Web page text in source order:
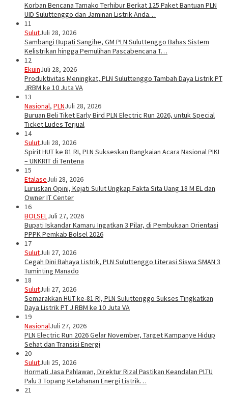
Korban Bencana Tamako Terhibur Berkat 125 Paket Bantuan PLN
UID Suluttenggo dan Jaminan Listrik Anda…
11
SulutJuli 28, 2026
Sambangi Bupati Sangihe, GM PLN Suluttenggo Bahas Sistem
Kelistrikan hingga Pemulihan Pascabencana T…
12
EkuinJuli 28, 2026
Produktivitas Meningkat, PLN Suluttenggo Tambah Daya Listrik PT
JRBM ke 10 Juta VA
13
Nasional, PLNJuli 28, 2026
Buruan Beli Tiket Early Bird PLN Electric Run 2026, untuk Special
Ticket Ludes Terjual
14
SulutJuli 28, 2026
Spirit HUT ke 81 RI, PLN Sukseskan Rangkaian Acara Nasional PIKI
– UNKRIT di Tentena
15
EtalaseJuli 28, 2026
Luruskan Opini, Kejati Sulut Ungkap Fakta Sita Uang 18 M EL dan
Owner IT Center
16
BOLSELJuli 27, 2026
Bupati Iskandar Kamaru Ingatkan 3 Pilar, di Pembukaan Orientasi
PPPK Pemkab Bolsel 2026
17
SulutJuli 27, 2026
Cegah Dini Bahaya Listrik, PLN Suluttenggo Literasi Siswa SMAN 3
Tuminting Manado
18
SulutJuli 27, 2026
Semarakkan HUT ke-81 RI, PLN Suluttenggo Sukses Tingkatkan
Daya Listrik PT J RBM ke 10 Juta VA
19
NasionalJuli 27, 2026
PLN Electric Run 2026 Gelar November, Target Kampanye Hidup
Sehat dan Transisi Energi
20
SulutJuli 25, 2026
Hormati Jasa Pahlawan, Direktur Rizal Pastikan Keandalan PLTU
Palu 3 Topang Ketahanan Energi Listrik…
21